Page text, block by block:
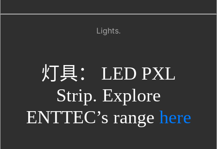
Lights.
灯具： LED PXL
Strip. Explore
ENTTEC’s range here